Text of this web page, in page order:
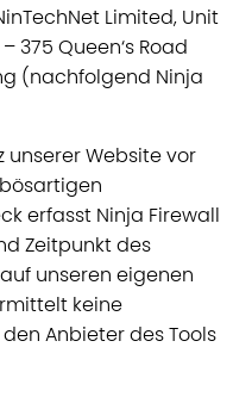
Limited, Unit
375 Queen‘s Road
(nachfolgend Ninja
unserer Website vor
erfasst Ninja Firewall
Zeitpunkt des
unseren eigenen
keine
Anbieter des Tools